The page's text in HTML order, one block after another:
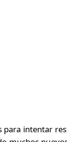
para intentar